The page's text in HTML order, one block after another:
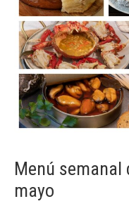
Menú semanal
mayo